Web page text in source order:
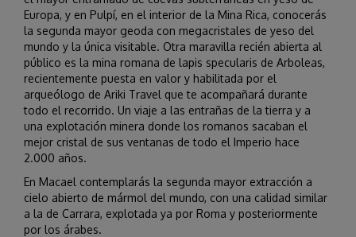
Europa, y en Pulpí, en el interior de la Mina Rica, conocerás
la segunda mayor geoda con megacristales de yeso del
mundo y la única visitable. Otra maravilla recién abierta al
público es la mina romana de lapis specularis de Arboleas,
recientemente puesta en valor y habilitada por el
arqueólogo de Ariki Travel que te acompañará durante
todo el recorrido. Un viaje a las entrañas de la tierra y a
una explotación minera donde los romanos sacaban el
mejor cristal de sus ventanas de todo el Imperio hace
2.000 años.
En Macael contemplarás la segunda mayor extracción a
cielo abierto de mármol del mundo, con una calidad similar
a la de Carrara, explotada ya por Roma y posteriormente
por los árabes.